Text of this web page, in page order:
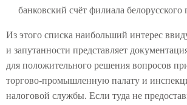
банковский счёт филиала белорусского
Из этого списка наибольший интерес
и запутанности представляет
для положительного решения вопросов
торгово-промышленную палату и
налоговой службы. Если туда не